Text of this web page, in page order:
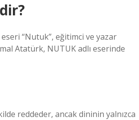
“Nutuk”, eğitimci ve yazar
Atatürk, NUTUK adlı eserinde
reddeder, ancak dininin yalnızca